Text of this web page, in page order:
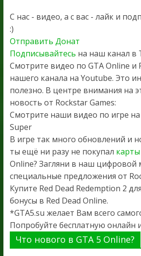
С нас - видео, а с вас - лайк и
:)
Отправить Донат
Подписывайтесь на наш канал в
Смотрите видео по GTA Online и
нашего канала на Youtube. Это
полезно. В центре внимания на
новость от Rockstar Games:
Смотрите наши видео по игре на
Super
В игре так много обновлений и
ты ещё ни разу не покупал
Online? Загляни в наш цифровой
специальные предложения от
Купите Red Dead Redemption 2
бонусы в Red Dead Online.
*GTA5.su желает Вам всего
Попробуйте бесплатную онлайн
Что нового в GTA 5 Online?